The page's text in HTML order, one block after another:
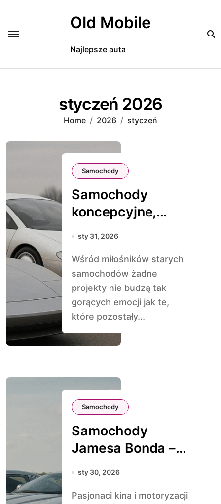
Old Mobile
Najlepsze auta
styczeń 2026
Home 2026 styczeń
Samochody
Samochody
koncepcyjne,
które nigdy nie
sty 31, 2026
Wśród miłośników starych
samochodów żadne
projekty nie budzą tak
gorących emocji jak te,
które pozostały...
Samochody
Samochody
Jamesa Bonda –
od DB5 po
sty 30, 2026
Pasjonaci kina i motoryzacji